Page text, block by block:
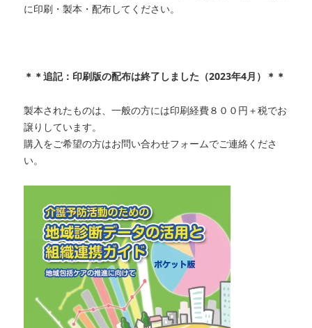
に印刷・製本・配布してください。
＊＊追記：印刷版の配布は終了しました（2023年4月）＊＊
製本されたものは、一般の方には印刷経費８００円＋税でお
譲りしています。
購入をご希望の方はお問い合わせフォームでご連絡くださ
い。